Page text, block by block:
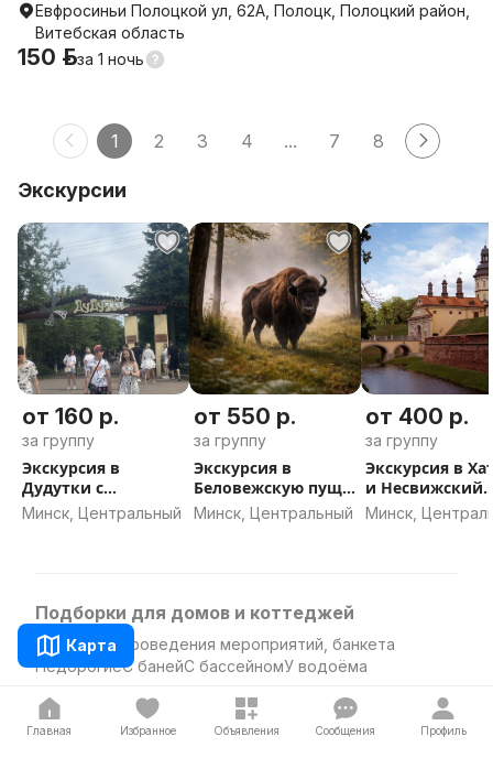
Евфросиньи Полоцкой ул, 62А, Полоцк, Полоцкий район,
Витебская область
150 р.за 1 ночь
1 2 3 4 ... 7 8
Карта
Экскурсии
от 160 р.
за группу
Экскурсия в
Дудутки с
трансфером из
Минска
Минск, Центральный
от 550 р.
за группу
Экскурсия в
Беловежскую пущу
с трансфером из
Минска
Минск, Центральный
от 400 р.
за группу
Экскурсия в
и Несвижский
замок с
трансфером из
Минск,
Подборки для домов и коттеджей
В лесуДля проведения мероприятий, банкета
НедорогиеС банейС бассейномУ водоёма
Популярные направления
Бобруйск Витебск
Гомель
Главная Избранное Объявления Сообщения Профиль